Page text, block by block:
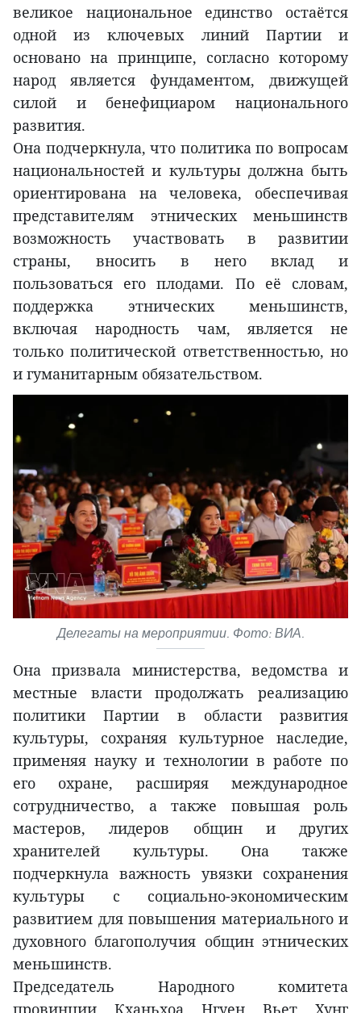
великое национальное единство остаётся
одной из ключевых линий Партии и
основано на принципе, согласно которому
народ является фундаментом, движущей
силой и бенефициаром национального
развития.
Она подчеркнула, что политика по вопросам
национальностей и культуры должна быть
ориентирована на человека, обеспечивая
представителям этнических меньшинств
возможность участвовать в развитии
страны, вносить в него вклад и
пользоваться его плодами. По её словам,
поддержка этнических меньшинств,
включая народность чам, является не
только политической ответственностью, но
и гуманитарным обязательством.
Делегаты на мероприятии. Фото: ВИА.
Она призвала министерства, ведомства и
местные власти продолжать реализацию
политики Партии в области развития
культуры, сохраняя культурное наследие,
применяя науку и технологии в работе по
его охране, расширяя международное
сотрудничество, а также повышая роль
мастеров, лидеров общин и других
хранителей культуры. Она также
подчеркнула важность увязки сохранения
культуры с социально-экономическим
развитием для повышения материального и
духовного благополучия общин этнических
меньшинств.
Председатель Народного комитета
провинции Кханьхоа Нгуен Вьет Хунг